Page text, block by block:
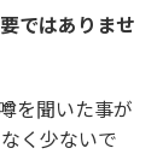
ではありませ
を聞いた事が
く少ないで